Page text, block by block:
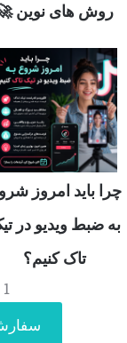
روش های نوین
چرا باید امروز
به ضبط ویدیو در
تاک کنیم؟
1